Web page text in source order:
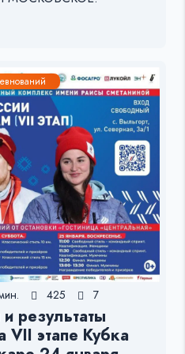
425 7
результаты
этапе Кубка